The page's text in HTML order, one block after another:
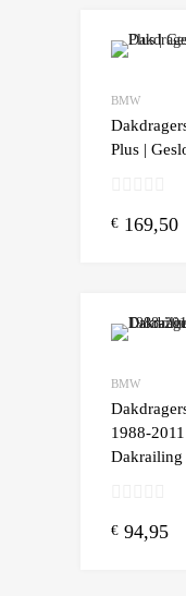
BMW
Plus |
€ 169,50
BMW
1988-
Dakrailing
€ 94,95